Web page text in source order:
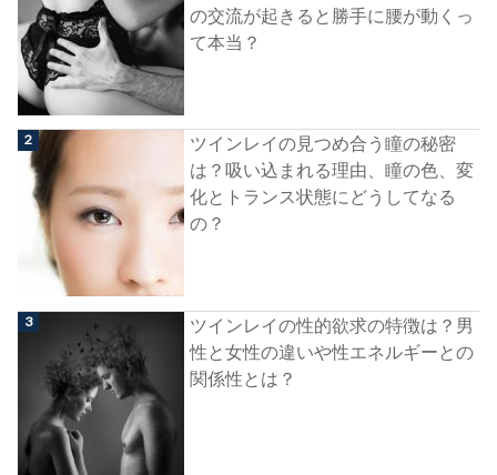
の交流が起きると勝手に腰が動くっ
て本当？
ツインレイの見つめ合う瞳の秘密
は？吸い込まれる理由、瞳の色、変
化とトランス状態にどうしてなる
の？
ツインレイの性的欲求の特徴は？男
性と女性の違いや性エネルギーとの
関係性とは？